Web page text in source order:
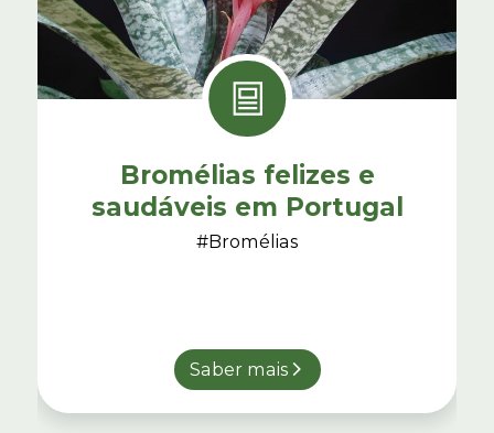
Bromélias felizes e
saudáveis em Portugal
#Bromélias
Saber mais